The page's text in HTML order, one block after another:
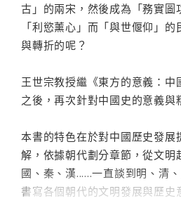
古」的兩宋，然後成為「務實圖
「利慾薰心」而「與世偃仰」
與轉折的呢？
王世宗教授繼《東方的意義：中
之後，再次針對中國史的意義與
本書的特色在於對中國歷史發展
解，依據朝代劃分章節，從文明
國、秦、漢......一直談到明、清
書寫各個朝代的文明發展與歷史